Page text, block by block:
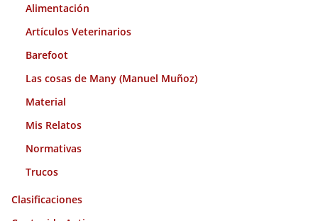
Alimentación
Artículos Veterinarios
Barefoot
Las cosas de Many (Manuel Muñoz)
Material
Mis Relatos
Normativas
Trucos
Clasificaciones